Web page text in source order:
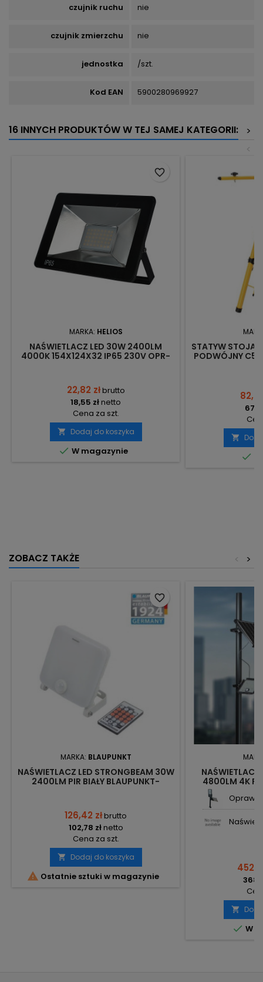
czujnik ruchu nie
czujnik zmierzchu nie
jednostka /szt.
Kod EAN 5900280969927
16 INNYCH PRODUKTÓW W TEJ SAMEJ KATEGORII:
>
<
MARKA: HELIOS
NAŚWIETLACZ LED 30W 2400LM
4000K 154X124X32 IP65 230V OPR-
22,82 złbrutto
18,55 złnetto
Cena za szt.
 Dodaj do koszyka
 W magazynie
favorite_border
STATYW
PODWÓJNY


ZOBACZ TAKŻE >
<
MARKA: BLAUPUNKT
NAŚWIETLACZ LED STRONGBEAM 30W
2400LM PIR BIAŁY BLAUPUNKT-
126,42 złbrutto
102,78 złnetto
Cena za szt.
 Dodaj do koszyka
 Ostatnie sztuki w magazynie
favorite_border
NAŚWIETLACZ
4800LM 4K
Oprawa

 W